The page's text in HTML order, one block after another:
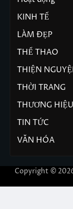
KINH TẾ
LÀM ĐẸP
THỂ THAO
THIỆN
THỜI TRANG
THƯƠNG HIỆU
TIN TỨC
VĂN HÓA
Copyright ©